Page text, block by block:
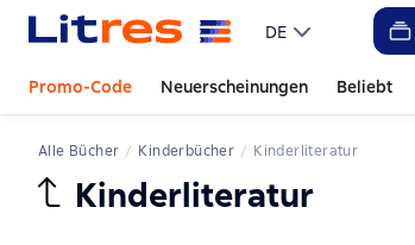
DE
Promo-Code Neuerscheinungen Beliebt
Alle Bücher Kinderbücher Kinderliteratur
Kinderliteratur